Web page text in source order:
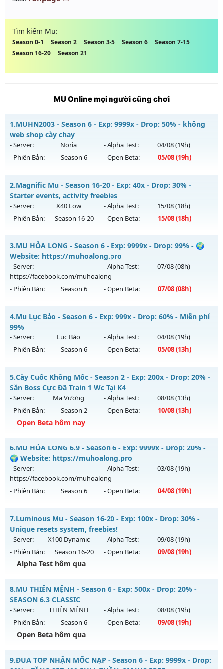
Tìm kiếm Mu:
Season 0-1 Season 2 Season 3-5 Season 6
Season 7-15
Season 16-20
Season 21
MU Online mọi người cũng chơi
1.MUHN2003 - Season 6 - Exp: 9999x - Drop: 50% - không
web shop cày chay
- Server: Noria - Alpha Test: 04/08(19h)
- Phiên Bản:
Season 6 - Open Beta: 05/08(19h)
MUHN2003 - không web shop cày chay
Mu mới ra tháng 08 2026 - Mở máy chủ
05/08/2626
Exp: 9999x - Drop: 50%
Thể loại: Mu Nguyên bản Webzen
Antihack: XSHield
2.Magnific Mu - Season 16-20 - Exp: 40x - Drop: 30% -
Starter events, activity freebies
- Server: X40 Low - Alpha Test: 15/08(18h)
- Phiên Bản:
Season 16-20 - Open Beta: 15/08(18h)
Magnific Mu - Starter events, activity freebies
Mu mới ra tháng 08 2026 - Mở máy chủ
ngày 15/08/2626
Exp: 40x - Drop: 30%
Antihack: Mega-Anti
3.MU HỎA LONG - Season 6 - Exp: 9999x - Drop: 99% - 🌍
Website: https://muhoalong.pro
- Server:
https://facebook.com/muhoalong
- Alpha Test: 07/08(08h)
- Phiên Bản: Season 6 - Open Beta: 07/08(08h)
MU HỎA LONG - 🌍 Website: https://muhoalong.pro
Mu mới ra tháng 08 2026 - Mở máy chủ
https://facebook.com/muhoalongvào 08h ngày
07/08/2626
Kiểu reset: Non Reset
Thể loại: Mu Nguyên bản Webzen
Antihack: XShield
4.Mu Lục Bảo - Season 6 - Exp: 999x - Drop: 60% - Miễn phí
99%
- Server: Lục Bảo - Alpha Test: 04/08(19h)
- Phiên Bản:
Season 6 - Open Beta: 05/08(13h)
Mu Lục Bảo - Miễn phí 99%
Mu mới ra tháng 08 2026 - Mở máy chủ
ngày 05/08/2626
Exp: 999x - Drop: 60%
Kiểu reset: Non Reset
Thể loại: Mu Custom thêm đồ mới
Antihack: SharkAnti
5.Cày Cuốc Không Mốc - Season 2 - Exp: 200x - Drop: 20% -
Săn Boss Cực Đã Train 1 Wc Tại K4
- Server: Ma Vương - Alpha Test: 08/08(13h)
- Phiên Bản:
Season 2 - Open Beta: 10/08(13h)
Open Beta hôm nay
Cày Cuốc Không Mốc - Săn Boss Cực Đã Train 1 Wc Tại K4
Mu mới ra tháng 08 2026 - Mở máy chủ
ngày 10/08/2626
Exp: 200x - Drop: 20%
Antihack: GameGuard
6.MU HỎA LONG 6.9 - Season 6 - Exp: 9999x - Drop: 20% -
🌍 Website: https://muhoalong.pro
- Server:
https://facebook.com/muhoalong
- Alpha Test: 03/08(19h)
- Phiên Bản: Season 6 - Open Beta: 04/08(19h)
MU HỎA LONG 6.9 - 🌍 Website: https://muhoalong.pro
Mu mới ra tháng 08 2026 - Mở máy chủ
https://facebook.com/muhoalongvào 19h ngày
04/08/2626
Exp: 9999x - Drop: 20%
Thể loại: Mu Nguyên bản Webzen
Antihack: XShield
7.Luminous Mu - Season 16-20 - Exp: 100x - Drop: 30% -
Unique resets system, freebies!
- Server: X100 Dynamic - Alpha Test: 09/08(19h)
- Phiên Bản:
Season 16-20 - Open Beta: 09/08(19h)
Alpha Test hôm qua
Luminous Mu - Unique resets system, freebies!
Mu mới ra tháng 08 2026 - Mở máy chủ
19h ngày 09/08/2626
Exp: 100x - Drop: 30%
Kiểu reset: Reset In Game
Thể loại: Mu Nguyên bản Webzen
8.MU THIÊN MỆNH - Season 6 - Exp: 500x - Drop: 20% -
SEASON 6.3 CLASSIC
- Server: THIÊN MỆNH - Alpha Test: 08/08(19h)
- Phiên Bản:
Season 6 - Open Beta: 09/08(19h)
Open Beta hôm qua
MU THIÊN MỆNH - SEASON 6.3 CLASSIC
9.ĐUA TOP NHẬN MỐC NẠP - Season 6 - Exp: 9999x - Drop: